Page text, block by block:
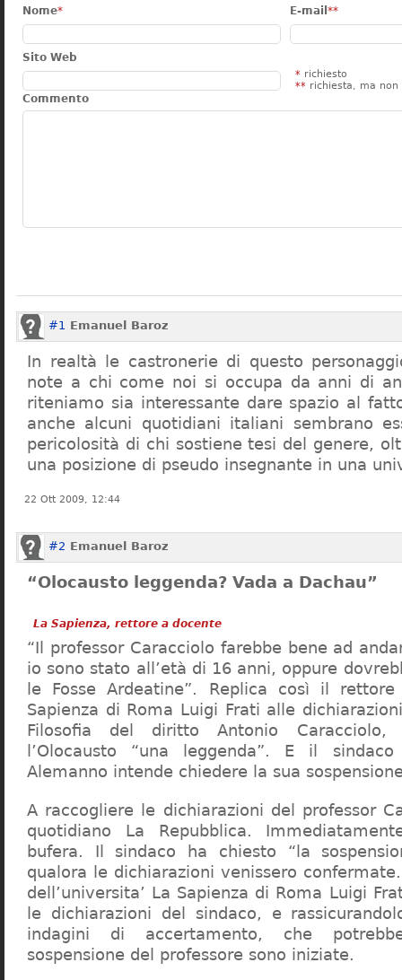
Nome* E-mail **
Sito Web
* richiesto
** richiesta, ma non
Commento
#1 Emanuel Baroz
In realtà le castronerie di questo
note a chi come noi si occupa da anni di
riteniamo sia interessante dare spazio al fatto
anche alcuni quotidiani italiani sembrano
pericolosità di chi sostiene tesi del genere,
una posizione di pseudo insegnante in una
22 Ott 2009, 12:44
#2 Emanuel Baroz
“Olocausto leggenda? Vada a Dachau”
La Sapienza, rettore a docente
“Il professor Caracciolo farebbe bene ad
io sono stato all’età di 16 anni, oppure
le Fosse Ardeatine”. Replica così il rettore
Sapienza di Roma Luigi Frati alle
Filosofia del diritto Antonio
l’Olocausto “una leggenda”. E il
Alemanno intende chiedere la sua
A raccogliere le dichiarazioni del professor
quotidiano La Repubblica.
bufera. Il sindaco ha chiesto “la
qualora le dichiarazioni venissero
dell’universita’ La Sapienza di Roma Luigi
le dichiarazioni del sindaco, e
indagini di accertamento, che
sospensione del professore sono iniziate.